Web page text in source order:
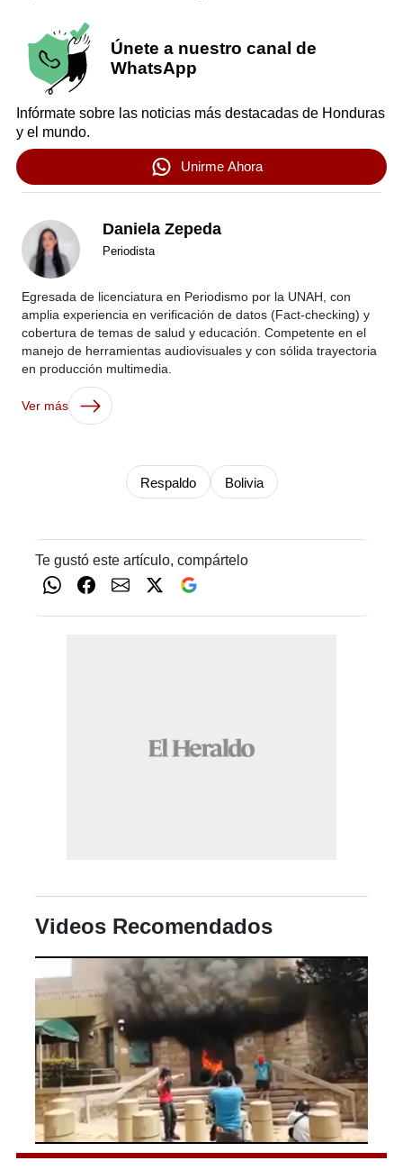
Únete a nuestro canal de
WhatsApp
Infórmate sobre las noticias más destacadas de Honduras
y el mundo.
Unirme Ahora
Daniela Zepeda
Periodista
Egresada de licenciatura en Periodismo por la UNAH, con
amplia experiencia en verificación de datos (Fact-checking) y
cobertura de temas de salud y educación. Competente en el
manejo de herramientas audiovisuales y con sólida trayectoria
en producción multimedia.
Ver más
Respaldo Bolivia
Te gustó este artículo, compártelo
Videos Recomendados
0